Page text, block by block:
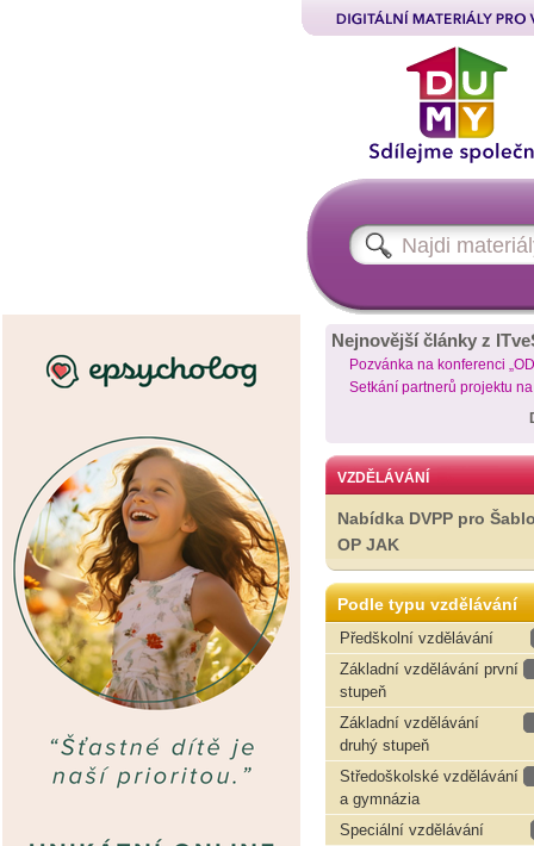
Nejnovější články z
Pozvánka na konferenci
Setkání partnerů projektu
VZDĚLÁVÁNÍ
Nabídka DVPP pro
OP JAK
Podle typu vzdělávání
Předškolní vzdělávání
Základní vzdělávání první
stupeň
Základní vzdělávání
druhý stupeň
Středoškolské vzdělávání
a gymnázia
Speciální vzdělávání